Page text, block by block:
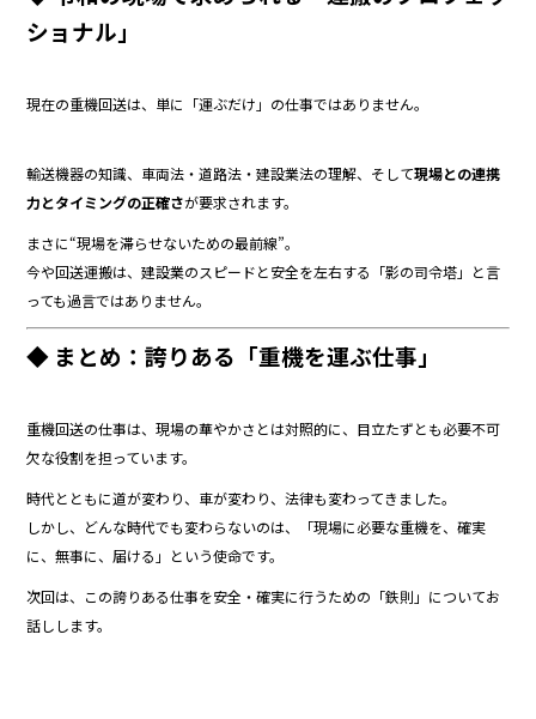
ショナル」
現在の重機回送は、単に「運ぶだけ」の仕事ではありません。
輸送機器の知識、車両法・道路法・建設業法の理解、そして現場との連携
力とタイミングの正確さが要求されます。
まさに“現場を滞らせないための最前線”。
今や回送運搬は、建設業のスピードと安全を左右する「影の司令塔」と言
っても過言ではありません。
◆ まとめ：誇りある「重機を運ぶ仕事」
重機回送の仕事は、現場の華やかさとは対照的に、目立たずとも必要不可
欠な役割を担っています。
時代とともに道が変わり、車が変わり、法律も変わってきました。
しかし、どんな時代でも変わらないのは、「現場に必要な重機を、確実
に、無事に、届ける」という使命です。
次回は、この誇りある仕事を安全・確実に行うための「鉄則」についてお
話しします。